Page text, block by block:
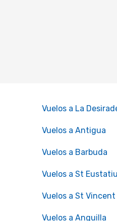
Vuelos a La
Vuelos a Antigua
Vuelos a Barbuda
Vuelos a St
Vuelos a St Vincent
Vuelos a Anguilla